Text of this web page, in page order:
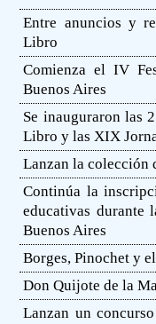
Entre anuncios y
Libro
Comienza el IV
Buenos Aires
Se inauguraron las
Libro y las XIX
Lanzan la colección
Continúa la
educativas durante
Buenos Aires
Borges, Pinochet y
Don Quijote de la
Lanzan un